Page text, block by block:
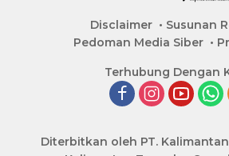
Disclaimer
Susunan
Pedoman Media Siber
Terhubung Dengan
Diterbitkan oleh PT.